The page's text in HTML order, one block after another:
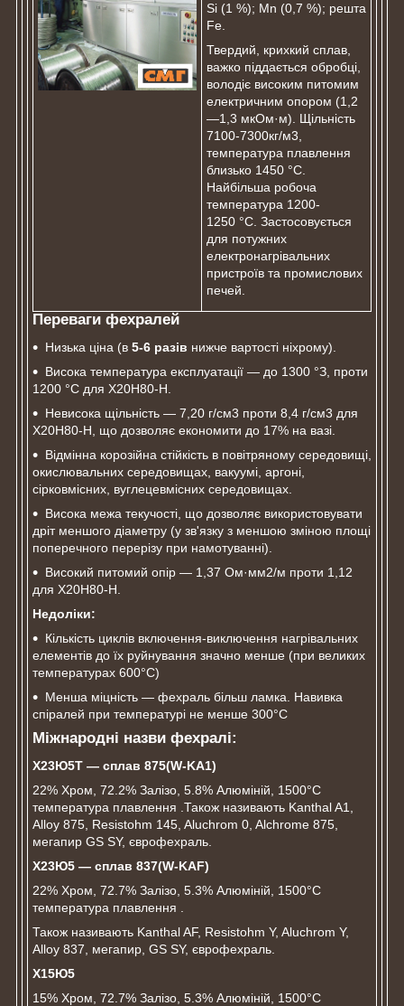
Si (1 %); Mn (0,7 %); решта
Fe.
Твердий, крихкий сплав,
важко піддається обробці,
володіє високим питомим
електричним опором (1,2
—1,3 мкОм·м). Щільність
7100-7300кг/м3,
температура плавлення
близько 1450 °C.
Найбільша робоча
температура 1200-
1250 °C. Застосовується
для потужних
електронагрівальних
пристроїв та промислових
печей.
Переваги фехралей
Низька ціна (в 5-6 разів нижче вартості ніхрому).
Висока температура експлуатації ― до 1300 °З, проти
1200 °С для Х20Н80-Н.
Невисока щільність ― 7,20 г/см3 проти 8,4 г/см3 для
Х20Н80-Н, що дозволяє економити до 17% на вазі.
Відмінна корозійна стійкість в повітряному середовищі,
окислювальних середовищах, вакуумі, аргоні,
сірковмісних, вуглецевмісних середовищах.
Висока межа текучості, що дозволяє використовувати
дріт меншого діаметру (у зв'язку з меншою зміною площі
поперечного перерізу при намотуванні).
Високий питомий опір ― 1,37 Ом·мм2/м проти 1,12
для Х20Н80-Н.
Недоліки:
Кількість циклів включення-виключення нагрівальних
елементів до їх руйнування значно менше (при великих
температурах 600°C)
Менша міцність ― фехраль більш ламка. Навивка
спіралей при температурі не менше 300°C
Міжнародні назви фехралі:
Х23Ю5Т ― сплав 875(W-KA1)
22% Хром, 72.2% Залізо, 5.8% Алюміній, 1500°C
температура плавлення .Також називають Kanthal A1,
Alloy 875, Resistohm 145, Aluchrom 0, Alchrome 875,
мегапир GS SY, єврофехраль.
Х23Ю5 ― сплав 837(W-KAF)
22% Хром, 72.7% Залізо, 5.3% Алюміній, 1500°C
температура плавлення .
Також називають Kanthal AF, Resistohm Y, Aluchrom Y,
Alloy 837, мегапир, GS SY, єврофехраль.
Х15Ю5
15% Хром, 72.7% Залізо, 5.3% Алюміній, 1500°C